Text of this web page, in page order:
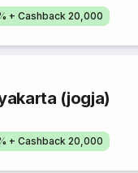
+ Cashback 20,000
(jogja)
+ Cashback 20,000